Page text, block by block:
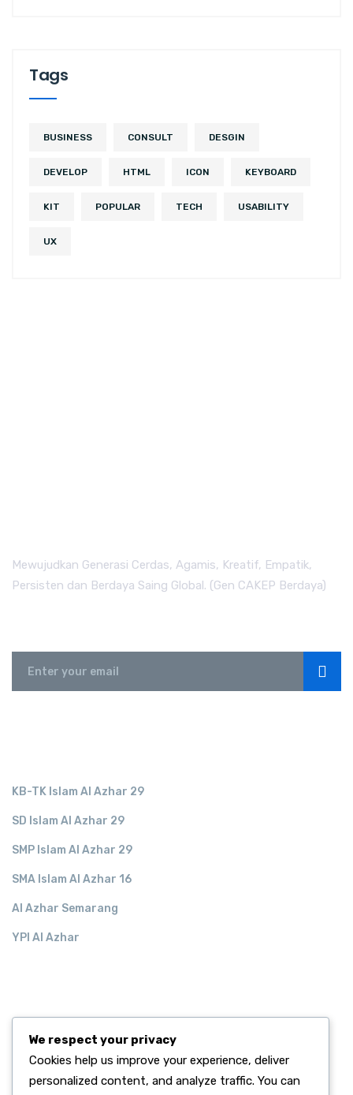
Tags
BUSINESS CONSULT DESGIN
DEVELOP HTML ICON KEYBOARD
KIT POPULAR TECH USABILITY
UX
Mewujudkan Generasi Cerdas, Agamis, Kreatif, Empatik,
Persisten dan Berdaya Saing Global. (Gen CAKEP Berdaya)
KB-TK Islam Al Azhar 29
SD Islam Al Azhar 29
SMP Islam Al Azhar 29
SMA Islam Al Azhar 16
Al Azhar Semarang
YPI Al Azhar
Alhamdulillah, Kelulusan 100% Murid Kelas 6
June 02, 2026
We respect your privacy
Cookies help us improve your experience, deliver
personalized content, and analyze traffic. You can